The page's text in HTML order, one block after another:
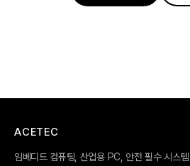
ACETEC
임베디드 컴퓨팅, 산업용 PC, 안전 필수 시스